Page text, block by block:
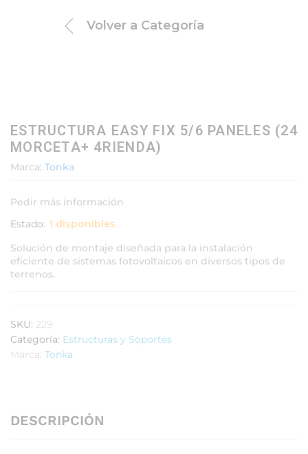
Volver a Categoría
ESTRUCTURA EASY FIX 5/6 PANELES (24
MORCETA+ 4RIENDA)
Marca: Tonka
Pedir más información
Estado: 1 disponibles
Solución de montaje diseñada para la instalación
eficiente de sistemas fotovoltaicos en diversos tipos de
terrenos.
SKU: 229
Categoría: Estructuras y Soportes
Marca: Tonka
DESCRIPCIÓN